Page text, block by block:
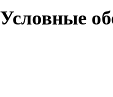
Условные